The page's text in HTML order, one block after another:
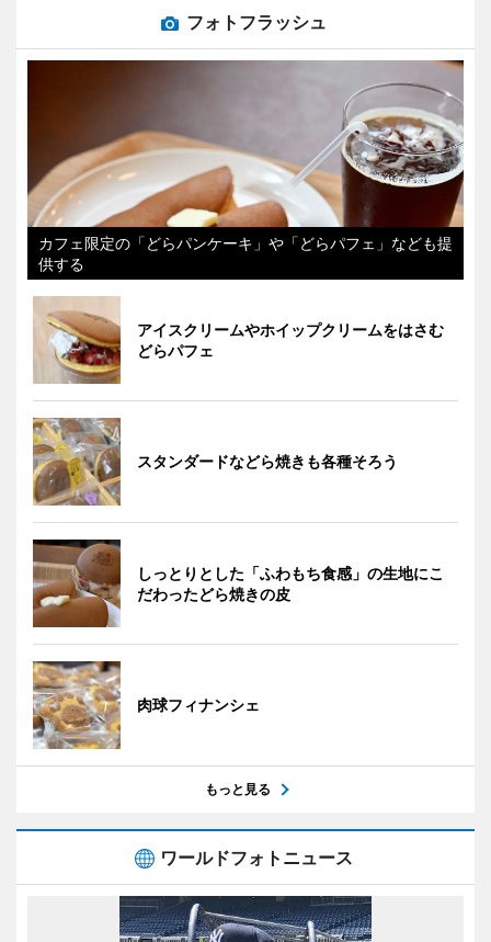
フォトフラッシュ
カフェ限定の「どらパンケーキ」や「どらパフェ」なども提
供する
アイスクリームやホイップクリームをはさむ
どらパフェ
スタンダードなどら焼きも各種そろう
しっとりとした「ふわもち食感」の生地にこ
だわったどら焼きの皮
肉球フィナンシェ
もっと見る
ワールドフォトニュース